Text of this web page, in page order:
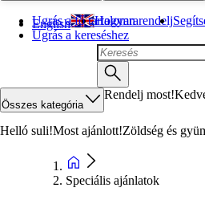
Ugrás a fő tartalomra
Ugrás a kereséshez
English Hogyan rendelj
Összes kategória
Rendelj most!
Helló suli!Most ajánlott!Zöldség és
Speciális ajánlatok